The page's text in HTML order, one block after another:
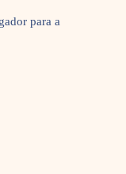
para a